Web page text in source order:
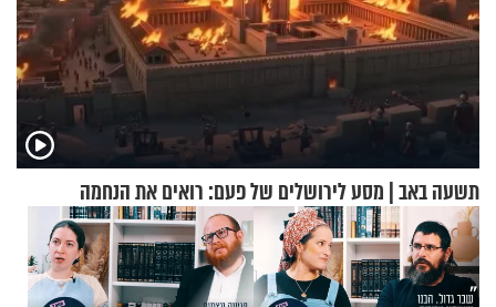
תשעה באב | מסע לירושלים של פעם: רואים את הנחמה